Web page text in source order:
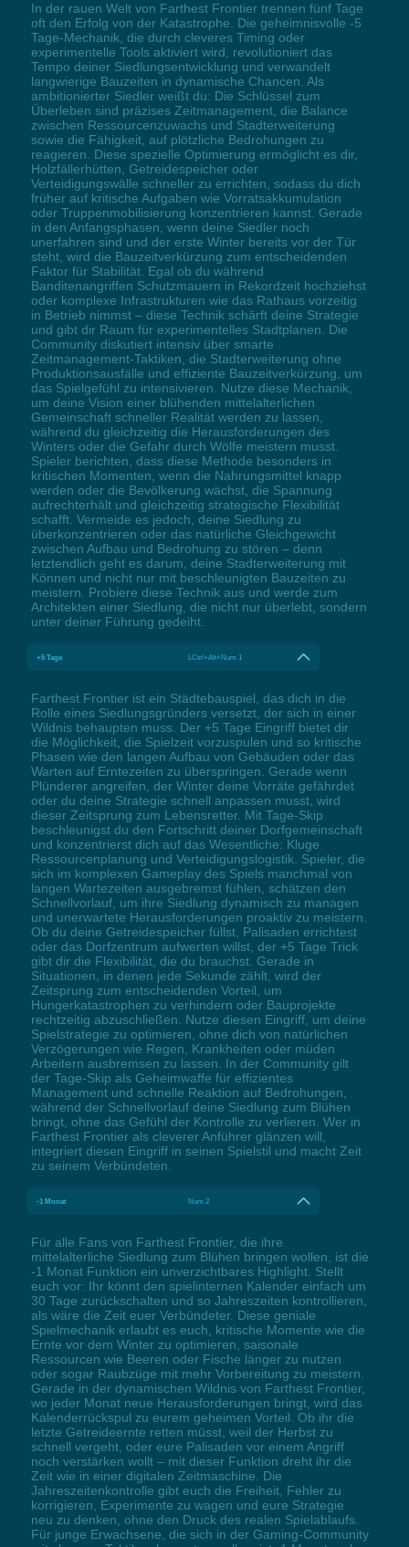
In der rauen Welt von Farthest Frontier trennen fünf Tage
oft den Erfolg von der Katastrophe. Die geheimnisvolle -5
Tage-Mechanik, die durch cleveres Timing oder
experimentelle Tools aktiviert wird, revolutioniert das
Tempo deiner Siedlungsentwicklung und verwandelt
langwierige Bauzeiten in dynamische Chancen. Als
ambitionierter Siedler weißt du: Die Schlüssel zum
Überleben sind präzises Zeitmanagement, die Balance
zwischen Ressourcenzuwachs und Stadterweiterung
sowie die Fähigkeit, auf plötzliche Bedrohungen zu
reagieren. Diese spezielle Optimierung ermöglicht es dir,
Holzfällerhütten, Getreidespeicher oder
Verteidigungswälle schneller zu errichten, sodass du dich
früher auf kritische Aufgaben wie Vorratsakkumulation
oder Truppenmobilisierung konzentrieren kannst. Gerade
in den Anfangsphasen, wenn deine Siedler noch
unerfahren sind und der erste Winter bereits vor der Tür
steht, wird die Bauzeitverkürzung zum entscheidenden
Faktor für Stabilität. Egal ob du während
Banditenangriffen Schutzmauern in Rekordzeit hochziehst
oder komplexe Infrastrukturen wie das Rathaus vorzeitig
in Betrieb nimmst – diese Technik schärft deine Strategie
und gibt dir Raum für experimentelles Stadtplanen. Die
Community diskutiert intensiv über smarte
Zeitmanagement-Taktiken, die Stadterweiterung ohne
Produktionsausfälle und effiziente Bauzeitverkürzung, um
das Spielgefühl zu intensivieren. Nutze diese Mechanik,
um deine Vision einer blühenden mittelalterlichen
Gemeinschaft schneller Realität werden zu lassen,
während du gleichzeitig die Herausforderungen des
Winters oder die Gefahr durch Wölfe meistern musst.
Spieler berichten, dass diese Methode besonders in
kritischen Momenten, wenn die Nahrungsmittel knapp
werden oder die Bevölkerung wächst, die Spannung
aufrechterhält und gleichzeitig strategische Flexibilität
schafft. Vermeide es jedoch, deine Siedlung zu
überkonzentrieren oder das natürliche Gleichgewicht
zwischen Aufbau und Bedrohung zu stören – denn
letztendlich geht es darum, deine Stadterweiterung mit
Können und nicht nur mit beschleunigten Bauzeiten zu
meistern. Probiere diese Technik aus und werde zum
Architekten einer Siedlung, die nicht nur überlebt, sondern
unter deiner Führung gedeiht.
+5 Tage LCtrl+Alt+Num 1
Farthest Frontier ist ein Städtebauspiel, das dich in die
Rolle eines Siedlungsgründers versetzt, der sich in einer
Wildnis behaupten muss. Der +5 Tage Eingriff bietet dir
die Möglichkeit, die Spielzeit vorzuspulen und so kritische
Phasen wie den langen Aufbau von Gebäuden oder das
Warten auf Erntezeiten zu überspringen. Gerade wenn
Plünderer angreifen, der Winter deine Vorräte gefährdet
oder du deine Strategie schnell anpassen musst, wird
dieser Zeitsprung zum Lebensretter. Mit Tage-Skip
beschleunigst du den Fortschritt deiner Dorfgemeinschaft
und konzentrierst dich auf das Wesentliche: Kluge
Ressourcenplanung und Verteidigungslogistik. Spieler, die
sich im komplexen Gameplay des Spiels manchmal von
langen Wartezeiten ausgebremst fühlen, schätzen den
Schnellvorlauf, um ihre Siedlung dynamisch zu managen
und unerwartete Herausforderungen proaktiv zu meistern.
Ob du deine Getreidespeicher füllst, Palisaden errichtest
oder das Dorfzentrum aufwerten willst, der +5 Tage Trick
gibt dir die Flexibilität, die du brauchst. Gerade in
Situationen, in denen jede Sekunde zählt, wird der
Zeitsprung zum entscheidenden Vorteil, um
Hungerkatastrophen zu verhindern oder Bauprojekte
rechtzeitig abzuschließen. Nutze diesen Eingriff, um deine
Spielstrategie zu optimieren, ohne dich von natürlichen
Verzögerungen wie Regen, Krankheiten oder müden
Arbeitern ausbremsen zu lassen. In der Community gilt
der Tage-Skip als Geheimwaffe für effizientes
Management und schnelle Reaktion auf Bedrohungen,
während der Schnellvorlauf deine Siedlung zum Blühen
bringt, ohne das Gefühl der Kontrolle zu verlieren. Wer in
Farthest Frontier als cleverer Anführer glänzen will,
integriert diesen Eingriff in seinen Spielstil und macht Zeit
zu seinem Verbündeten.
-1 Monat Num 2
Für alle Fans von Farthest Frontier, die ihre
mittelalterliche Siedlung zum Blühen bringen wollen, ist die
-1 Monat Funktion ein unverzichtbares Highlight. Stellt
euch vor: Ihr könnt den spielinternen Kalender einfach um
30 Tage zurückschalten und so Jahreszeiten kontrollieren,
als wäre die Zeit euer Verbündeter. Diese geniale
Spielmechanik erlaubt es euch, kritische Momente wie die
Ernte vor dem Winter zu optimieren, saisonale
Ressourcen wie Beeren oder Fische länger zu nutzen
oder sogar Raubzüge mit mehr Vorbereitung zu meistern.
Gerade in der dynamischen Wildnis von Farthest Frontier,
wo jeder Monat neue Herausforderungen bringt, wird das
Kalenderrückspul zu eurem geheimen Vorteil. Ob ihr die
letzte Getreideernte retten müsst, weil der Herbst zu
schnell vergeht, oder eure Palisaden vor einem Angriff
noch verstärken wollt – mit dieser Funktion dreht ihr die
Zeit wie in einer digitalen Zeitmaschine. Die
Jahreszeitenkontrolle gibt euch die Freiheit, Fehler zu
korrigieren, Experimente zu wagen und eure Strategie
neu zu denken, ohne den Druck des realen Spielablaufs.
Für junge Erwachsene, die sich in der Gaming-Community